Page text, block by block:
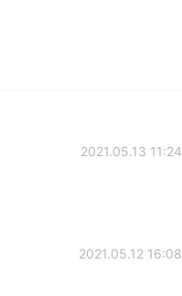
2021.05.13 11:24
2021.05.12 16:08